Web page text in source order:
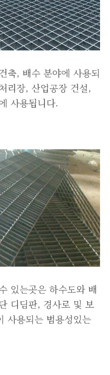
축, 배수 분야에 사용되
리장, 산업공장 건설,
사용됩니다.
있는곳은 하수도와 배
디딤판, 경사로 및 보
사용되는 범용성있는